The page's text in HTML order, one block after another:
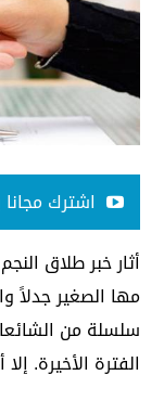
اشترك
أثار خبر طلاق
مها الصغير جدلاً
سلسلة من
الفترة الأخيرة.